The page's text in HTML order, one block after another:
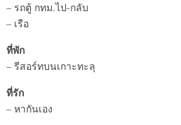
– รถตู้ กทม.ไป-กลับ
– เรือ
ที่พัก
– รีสอร์ทบนเกาะทะลุ
ที่รัก
– หากันเอง